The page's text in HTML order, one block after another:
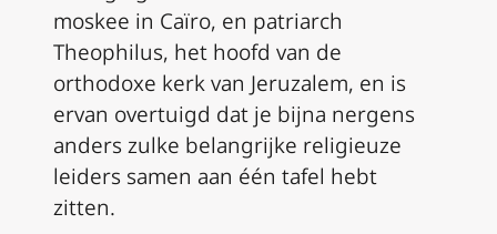
moskee in Caïro, en patriarch
Theophilus, het hoofd van de
orthodoxe kerk van Jeruzalem, en is
ervan overtuigd dat je bijna nergens
anders zulke belangrijke religieuze
leiders samen aan één tafel hebt
zitten.